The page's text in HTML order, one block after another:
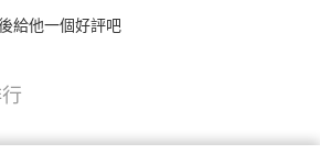
給他一個好評吧